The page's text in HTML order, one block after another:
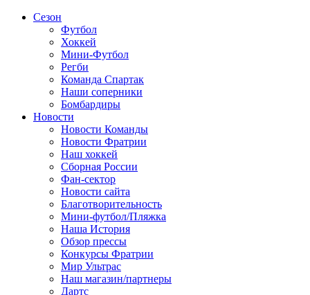
Сезон
Футбол
Хоккей
Мини-Футбол
Регби
Команда Спартак
Наши соперники
Бомбардиры
Новости
Новости Команды
Новости Фратрии
Наш хоккей
Сборная России
Фан-cектор
Новости сайта
Благотворительность
Мини-футбол/Пляжка
Наша История
Обзор прессы
Конкурсы Фратрии
Мир Ультрас
Наш магазин/партнеры
Дартс